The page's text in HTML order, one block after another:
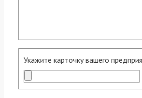
Укажите карточку вашего